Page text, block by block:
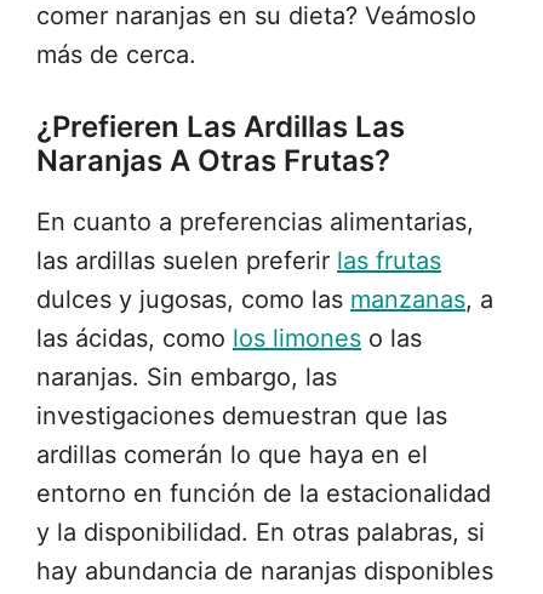
comer naranjas en su dieta? Veámoslo
más de cerca.
¿Prefieren Las Ardillas Las
Naranjas A Otras Frutas?
En cuanto a preferencias alimentarias,
las ardillas suelen preferir las frutas
dulces y jugosas, como las manzanas, a
las ácidas, como los limones o las
naranjas. Sin embargo, las
investigaciones demuestran que las
ardillas comerán lo que haya en el
entorno en función de la estacionalidad
y la disponibilidad. En otras palabras, si
hay abundancia de naranjas disponibles